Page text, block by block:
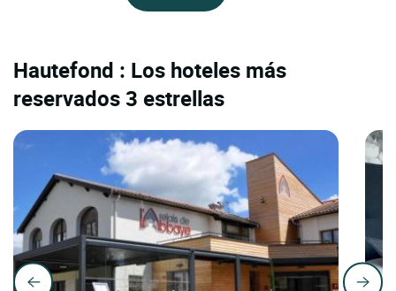
Hautefond : Los hoteles más
reservados 3 estrellas